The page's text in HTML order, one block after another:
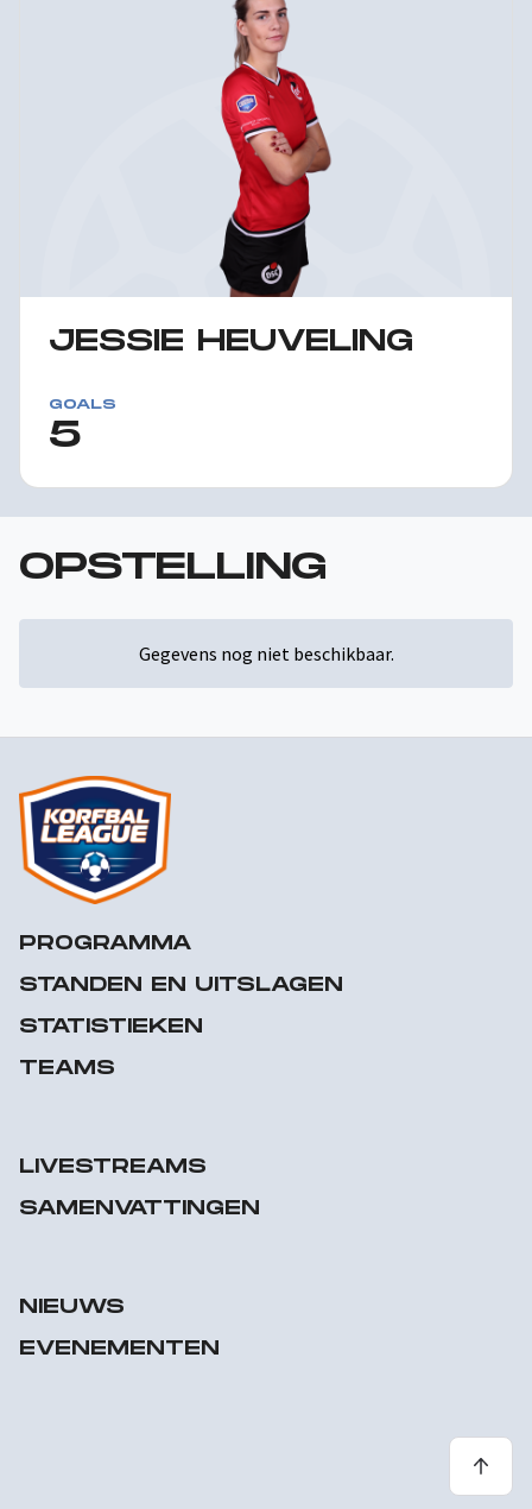
JESSIE HEUVELING
GOALS
5
OPSTELLING
Gegevens nog niet beschikbaar.
PROGRAMMA
STANDEN EN UITSLAGEN
STATISTIEKEN
TEAMS
LIVESTREAMS
SAMENVATTINGEN
NIEUWS
EVENEMENTEN